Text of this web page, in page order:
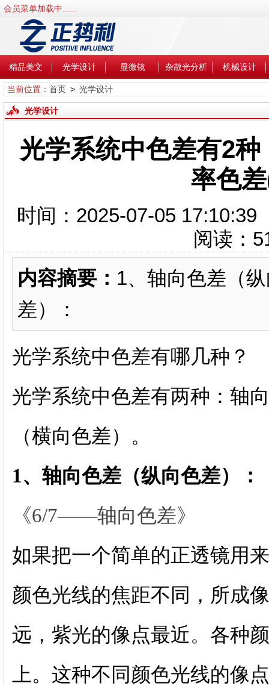
会员菜单加载中......
精品美文 光学设计 显微镜 杂散光分析 机械设计
当前位置： 首页> 光学设计
光学设计
光学系统中色差有2
率色
时间：2025-07-05
阅读：
内容摘要： 1、轴向色差（
差）：
光学系统中色差有哪几种？
光学系统中色差有两种：轴
（横向色差）。
1、轴向色差（纵向色差）：
《6/7——轴向色差》
如果把一个简单的正透镜用
颜色光线的焦距不同，所成
远，紫光的像点最近。各种
上。这种不同颜色光线的像